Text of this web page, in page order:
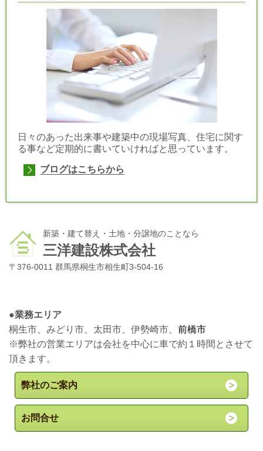
日々のあった出来事や建築中の現場写真、住宅に関す
る事など定期的に書いていければと思っています。
ブログはこちらから
新築・建て替え・土地・分譲地のことなら
三洋建設株式会社
〒376-0011 群馬県桐生市相生町3-504-16
●業務エリア
桐生市、みどり市、太田市、伊勢崎市、 前橋市
※弊社の営業エリアは会社を中心に車で約１時間とさせて
頂きます。
弊社のご案内
お問合せ